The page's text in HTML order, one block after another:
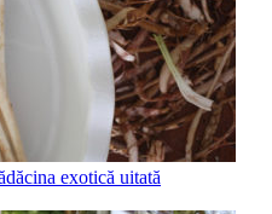
exotică uitată